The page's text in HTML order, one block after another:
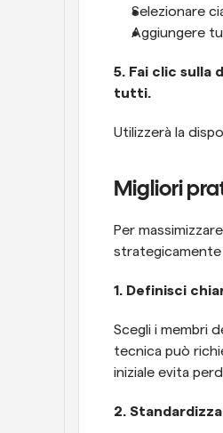
Selezionare
Aggiungere
5. Fai clic sulla
tutti.
Utilizzerà la
Migliori
Per
1. Definisci
Scegli i membri
tecnica può
iniziale evita
2.